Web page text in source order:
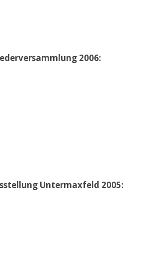
2006:
Untermaxfeld 2005: